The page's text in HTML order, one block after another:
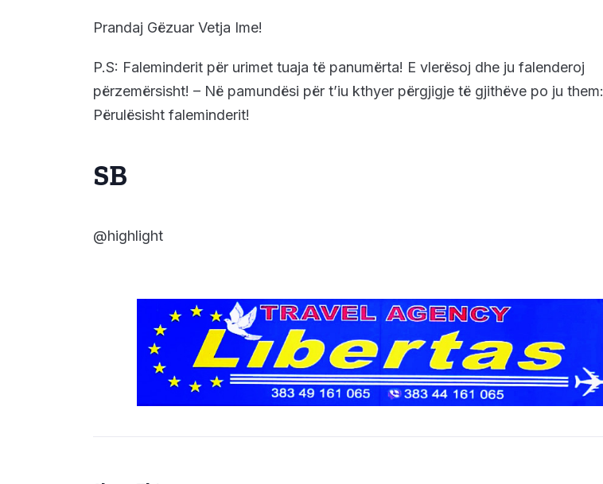
Prandaj Gëzuar Vetja Ime!
P.S: Faleminderit për urimet tuaja të panumërta! E vlerësoj dhe ju falenderoj
përzemërsisht! – Në pamundësi për t’iu kthyer përgjigje të gjithëve po ju them:
Përulësisht faleminderit!
SB
@highlight